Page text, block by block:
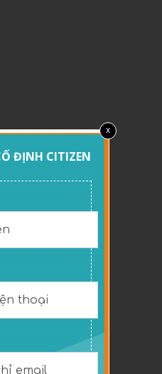
ĐỊNH CITIZEN
x